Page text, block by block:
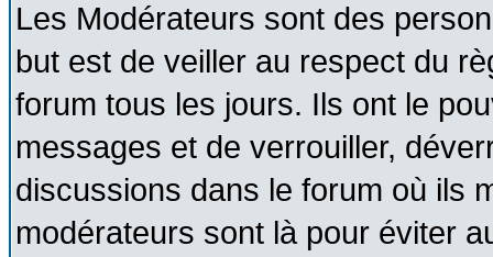
Les Modérateurs sont des
but est de veiller au respect du
forum tous les jours. Ils ont le
messages et de verrouiller,
discussions dans le forum où ils
modérateurs sont là pour éviter